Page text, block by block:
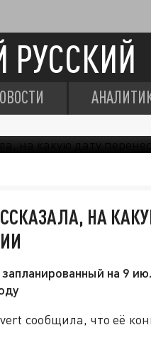
РУССКИЙ
НА
на 9
сообщила, что её